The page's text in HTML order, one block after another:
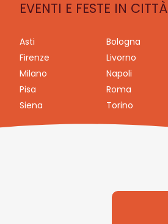
EVENTI E FESTE IN CITTÀ
Asti Bologna
Firenze
Livorno
Milano
Napoli
Pisa
Roma
Siena
Torino